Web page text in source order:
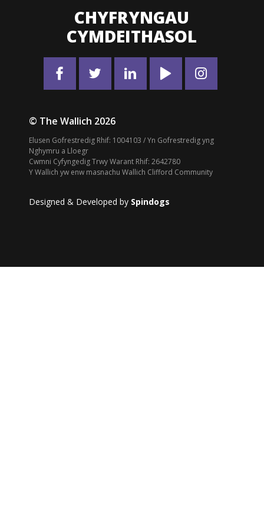
CHYFRYNGAU
CYMDEITHASOL
© The Wallich 2026
Elusen Gofrestredig Rhif: 1004103 / Yn Gofrestredig yng
Nghymru a Lloegr
Cwmni Cyfyngedig Trwy Warant Rhif: 2642780
Y Wallich yw enw masnachu Wallich Clifford Community
Designed & Developed by Spindogs